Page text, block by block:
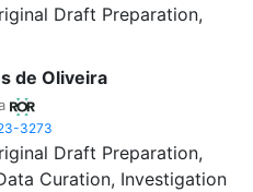
Draft Preparation
de Oliveira
3273
Draft Preparation
Curation Investigation